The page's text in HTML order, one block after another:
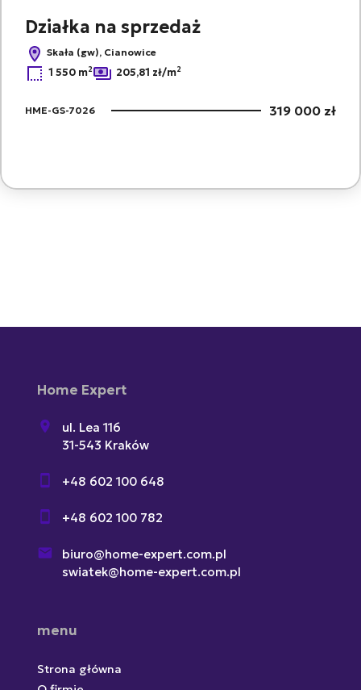
Działka na sprzedaż
Skała (gw), Cianowice
1 550 m2 205,81 zł/m2
HME-GS-7026 319 000 zł
Home Expert
ul. Lea 116
31-543 Kraków
+48 602 100 648
+48 602 100 782
biuro@home-expert.com.pl
swiatek@home-expert.com.pl
menu
Strona główna